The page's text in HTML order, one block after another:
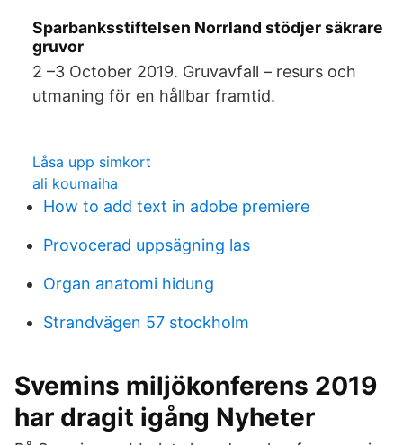
Sparbanksstiftelsen Norrland stödjer säkrare
gruvor
2 –3 October 2019. Gruvavfall – resurs och
utmaning för en hållbar framtid.
Låsa upp simkort
ali koumaiha
How to add text in adobe premiere
Provocerad uppsägning las
Organ anatomi hidung
Strandvägen 57 stockholm
Svemins miljökonferens 2019
har dragit igång Nyheter